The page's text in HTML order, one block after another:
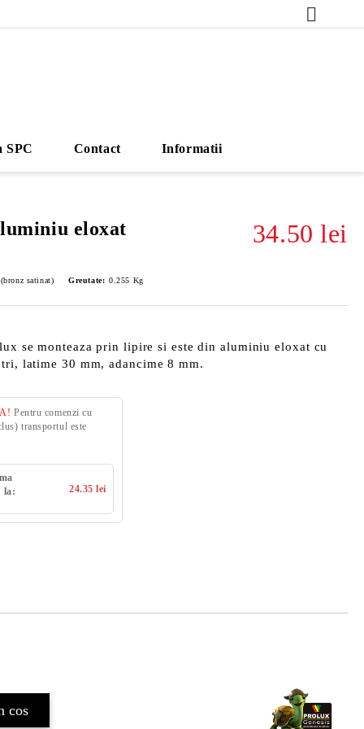
SPC Contact Informatii
eloxat
34.50 lei
satinat) Greutate: 0.255 Kg
se monteaza prin lipire si este din aluminiu eloxat cu
latime 30 mm, adancime 8 mm.
Pentru comenzi cu
transportul este
la:
24.35 lei